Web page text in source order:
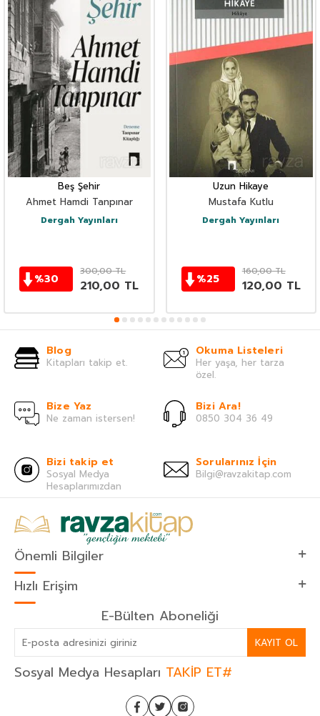
Beş Şehir
Ahmet Hamdi Tanpınar
Dergah Yayınları
%30
300,00TL
210,00 TL
Uzun Hikaye
Mustafa Kutlu
Dergah Yayınları
%25
160,00TL
120,00 TL
Blog
Kitapları takip et.
Okuma Listeleri
Her yaşa, her tarza
özel.
Bize Yaz
Ne zaman istersen!
Bizi Ara!
0850 304 36 49
Bizi takip et
Sosyal Medya
Hesaplarımızdan
Sorularınız İçin
Bilgi@ravzakitap.com
Önemli Bilgiler
Hızlı Erişim
E-Bülten Aboneliği
KAYIT OL
Sosyal Medya Hesapları TAKİP ET#